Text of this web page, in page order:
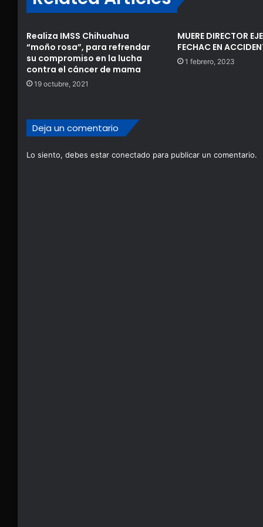
Realiza IMSS Chihuahua
“moño rosa”, para refrendar
su compromiso en la lucha
contra el cáncer de mama
19 octubre, 2021
MUERE DIRECTOR
FECHAC EN
1 febrero, 2023
Deja un comentario
Lo siento, debes estar conectado para publicar un comentario.